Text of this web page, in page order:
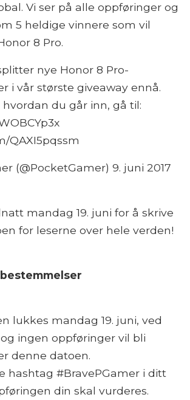
Vi ser på alle oppføringer og
5 heldige vinnere som vil
8 Pro.
nye Honor 8 Pro-
i vår største giveaway ennå.
du går inn, gå til:
QAXI5pqssm
(@PocketGamer) 9. juni 2017
mandag 19. juni for å skrive
for leserne over hele verden!
lukkes mandag 19. juni, ved
ingen oppføringer vil bli
denne datoen.
hashtag #BravePGamer i ditt
din skal vurderes.